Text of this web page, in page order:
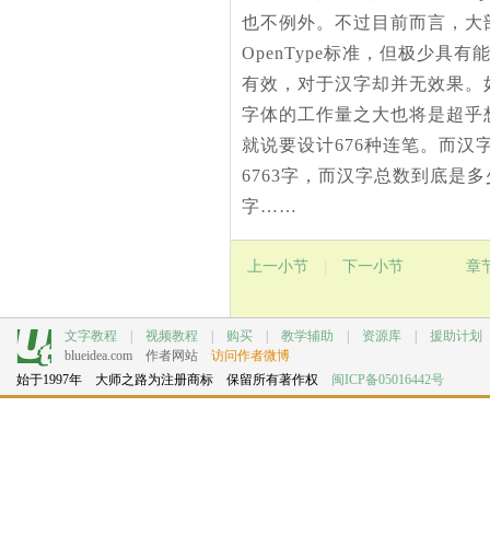
也不例外。不过目前而言，
OpenType标准，但极少具有
有效，对于汉字却并无效果
字体的工作量之大也将是超
就说要设计676种连笔。而汉
6763字，而汉字总数到底是
字……
上一小节 下一小节 章
文字教程 视频教程 购买 教学辅助 资源库 援助计划
blueidea.com
作者网站 访问作者微博
始于1997年 大师之路为注册商标 保留所有著作权 闽ICP备05016442号